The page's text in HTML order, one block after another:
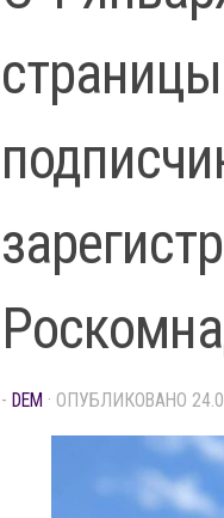
- DEM · ОПУБЛИКОВАНО